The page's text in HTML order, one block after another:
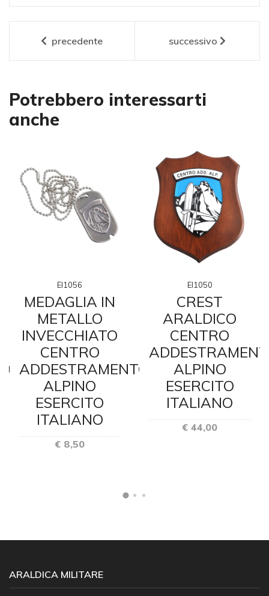
precedente successivo
Potrebbero interessarti
anche
EI1056
MEDAGLIA IN
METALLO
INVECCHIATO
CENTRO
ADDESTRAMENTO
ALPINO
ESERCITO
ITALIANO
€ 8,50
EI1050
CREST
ARALDICO
CENTRO
ALPINO
ESERCITO
ITALIANO
€ 44,00
ARALDICA MILITARE